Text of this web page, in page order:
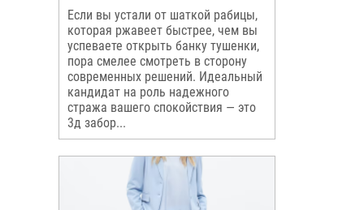
Если вы устали от шаткой рабицы,
которая ржавеет быстрее, чем вы
успеваете открыть банку тушенки,
пора смелее смотреть в сторону
современных решений. Идеальный
кандидат на роль надежного
стража вашего спокойствия — это
3д забор...